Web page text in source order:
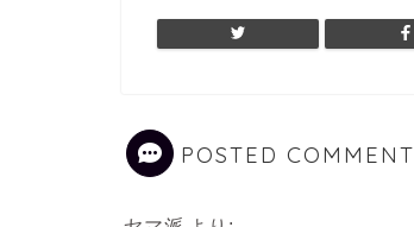
POSTED COMMENT